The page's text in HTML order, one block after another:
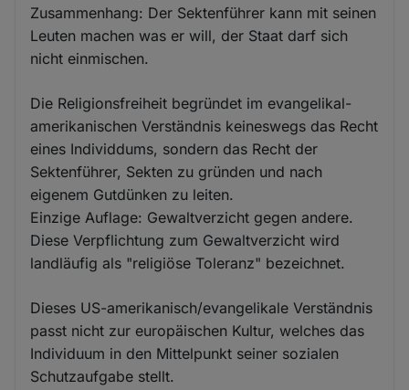
Zusammenhang: Der Sektenführer kann mit seinen
Leuten machen was er will, der Staat darf sich
nicht einmischen.
Die Religionsfreiheit begründet im evangelikal-
amerikanischen Verständnis keineswegs das Recht
eines Individdums, sondern das Recht der
Sektenführer, Sekten zu gründen und nach
eigenem Gutdünken zu leiten.
Einzige Auflage: Gewaltverzicht gegen andere.
Diese Verpflichtung zum Gewaltverzicht wird
landläufig als "religiöse Toleranz" bezeichnet.
Dieses US-amerikanisch/evangelikale Verständnis
passt nicht zur europäischen Kultur, welches das
Individuum in den Mittelpunkt seiner sozialen
Schutzaufgabe stellt.